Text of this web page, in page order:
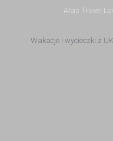
Atas Travel
Wakacje i wycieczki z